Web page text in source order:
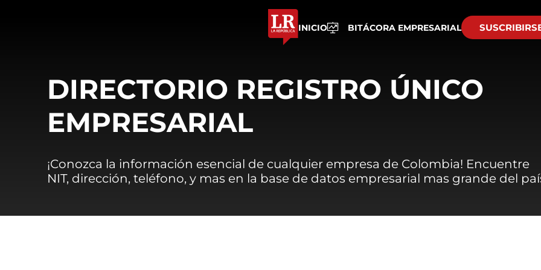
INICIO BITÁCORA EMPRESARIAL
DIRECTORIO REGISTRO ÚNICO
EMPRESARIAL
¡Conozca la información esencial de cualquier empresa de Colombia! Encuentre
NIT, dirección, teléfono, y mas en la base de datos empresarial mas grande del